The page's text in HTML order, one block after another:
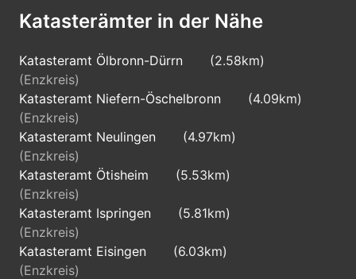
Katasterämter in der Nähe
Katasteramt Ölbronn-Dürrn
(2.58km)
(Enzkreis)
Katasteramt Niefern-Öschelbronn
(4.09km)
(Enzkreis)
Katasteramt Neulingen
(4.97km)
(Enzkreis)
Katasteramt Ötisheim
(5.53km)
(Enzkreis)
Katasteramt Ispringen
(5.81km)
(Enzkreis)
Katasteramt Eisingen
(6.03km)
(Enzkreis)